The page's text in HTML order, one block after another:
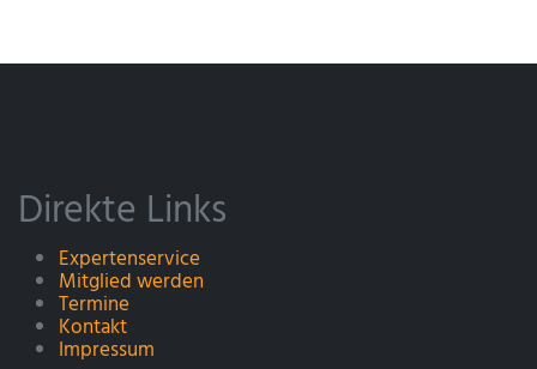
Direkte Links
Expertenservice
Mitglied werden
Termine
Kontakt
Impressum